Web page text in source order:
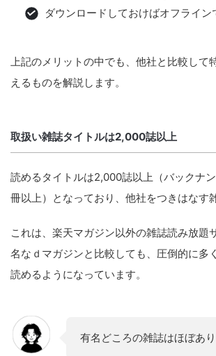
ダウンロードしておけばオフライン
上記のメリットの中でも、他社と比較して
えるものを解説します。
取扱い雑誌タイトルは2,000誌以上
読めるタイトルは2,000誌以上（バックナ
冊以上）となっており、他社をつきはなす
これは、楽天マガジン以外の雑誌読み放題
名なｄマガジンと比較しても、圧倒的に多
読めるようになっています。
有名どころの雑誌はほぼあり